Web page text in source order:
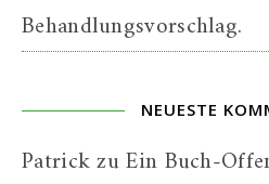
Behandlungsvorschlag.
NEUESTE
PatrickzuEin Buch-